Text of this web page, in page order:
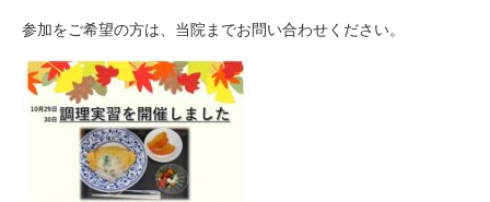
参加をご希望の方は、当院までお問い合わせください。